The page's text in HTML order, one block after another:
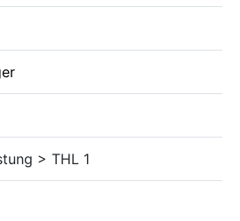
> THL 1